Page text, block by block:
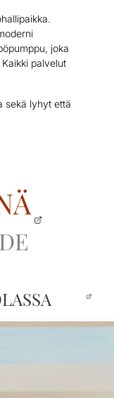
joka
palvelut
sekä lyhyt että